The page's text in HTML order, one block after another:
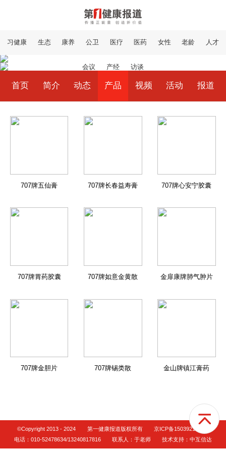
习健康 生态 康养 公卫 医疗 医药 女性 老龄 人才
会议 产经 访谈
首页 简介 动态 产品 视频 活动 报道
707牌五仙膏 707牌长春益寿膏 707牌心安宁胶囊
707牌胃药胶囊 707牌如意金黄散 金扉康牌肺气肿片
707牌金胆片 707牌锡类散 金山牌镇江膏药
©Copyright 2013 - 2024 第一健康报道版权所有
京ICP备15039216号-2
电话：010-52478634/13240817816
联系人：于老师 技术支持：中互信达